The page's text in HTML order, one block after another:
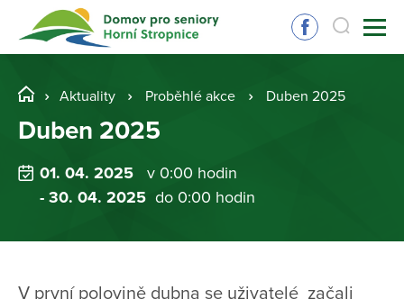
Aktuality Proběhlé akce Duben 2025
Duben 2025
01. 04. 2025
v 0:00 hodin
- 30. 04. 2025 do 0:00 hodin
V první polovině dubna se uživatelé začali